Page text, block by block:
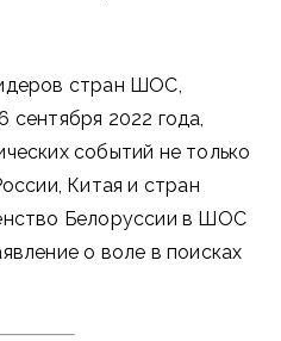
стран ШОС,
сентября 2022 года,
событий не только
Китая и стран
Белоруссии в ШОС
о воле в поисках